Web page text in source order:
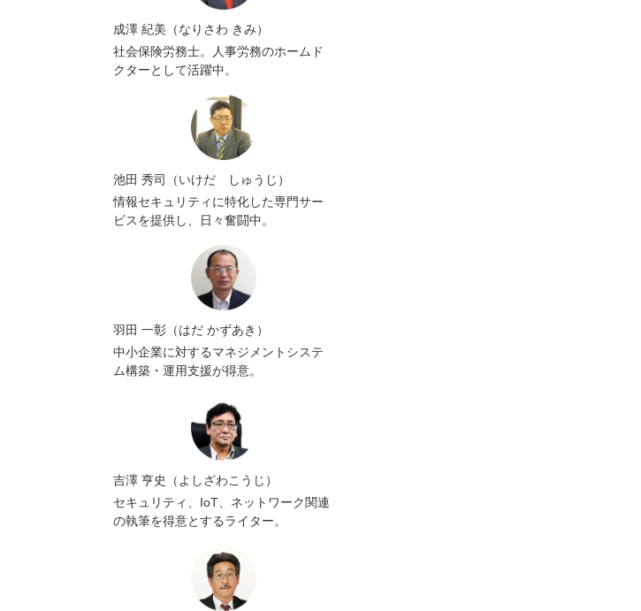
成澤 紀美（なりさわ きみ）
社会保険労務士。人事労務のホームド
クターとして活躍中。
池田 秀司（いけだ しゅうじ）
情報セキュリティに特化した専門サー
ビスを提供し、日々奮闘中。
羽田 一彰（はだ かずあき）
中小企業に対するマネジメントシステ
ム構築・運用支援が得意。
吉澤 亨史（よしざわこうじ）
セキュリティ、IoT、ネットワーク関連
の執筆を得意とするライター。